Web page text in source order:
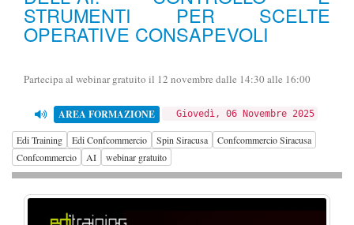
STRUMENTI PER SCELTE
OPERATIVE CONSAPEVOLI
Partecipa al webinar gratuito il 12 novembre dalle 14:30 alle 16:00
AREA FORMAZIONE Giovedì, 06 Novembre 2025
Edi Training Edi Confcommercio Spin Siracusa
Confcommercio Siracusa
Confcommercio
AI webinar gratuito